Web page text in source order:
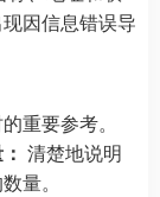
因信息错误导
重要参考。
清楚地说明
量。